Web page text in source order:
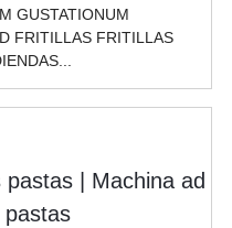
GUSTATIONUM
FRITILLAS FRITILLAS